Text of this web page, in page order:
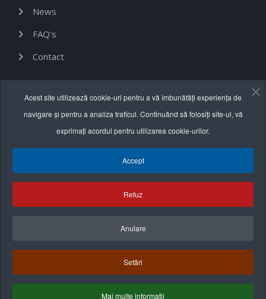
News
FAQ's
Contact
Informații utile
Termeni și condiții
Politica cookie
Acest site utilizează cookie-uri pentru a vă îmbunătăți experiența de
navigare și pentru a analiza traficul. Continuând să folosiți site-ul, vă
exprimați acordul pentru utilizarea cookie-urilor.
Accept
Refuz
Anulare
Setări
Mai multe informații